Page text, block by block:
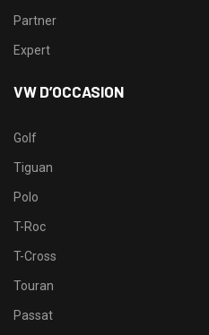
Partner
Expert
VW D’OCCASION
Golf
Tiguan
Polo
T-Roc
T-Cross
Touran
Passat